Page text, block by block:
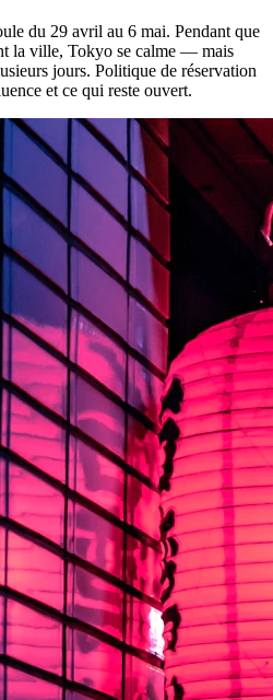
du 29 avril au 6 mai. Pendant que
la ville, Tokyo se calme — mais
jours. Politique de réservation
et ce qui reste ouvert.